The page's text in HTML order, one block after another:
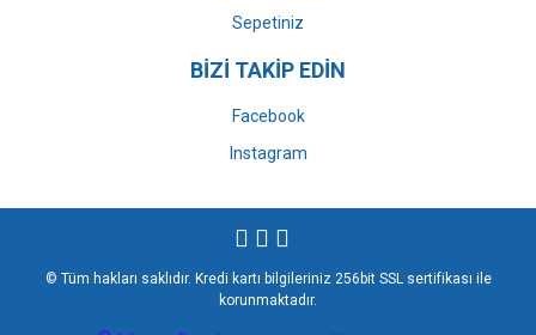
Sepetiniz
BİZİ TAKİP EDİN
Facebook
Instagram
© Tüm hakları saklıdır. Kredi kartı bilgileriniz 256bit SSL sertifikası ile
korunmaktadır.